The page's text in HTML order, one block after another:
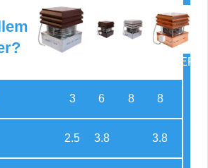
COPPER
3 6 8 8
2.5 3.8 3.8